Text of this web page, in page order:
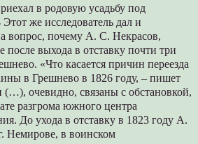
в родовую усадьбу под
Этот же исследователь дал и
вопрос, почему А. С. Некрасов,
выхода в отставку почти три
«Что касается причин переезда
в Грешнево в 1826 году, – пишет
очевидно, связаны с обстановкой,
разгрома южного центра
До ухода в отставку в 1823 году А.
Немирове, в воинском